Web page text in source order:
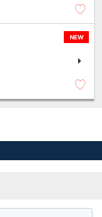
NEW